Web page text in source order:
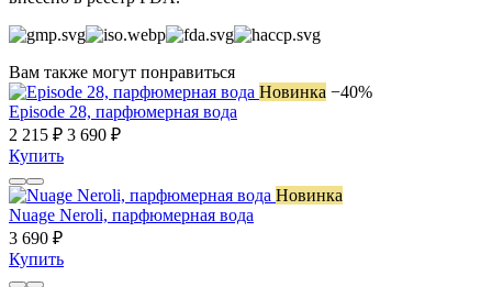
Вам также могут понравиться
Новинка −40%
Episode 28, парфюмерная вода
2 215 ₽ 3 690 ₽
Купить
Новинка
Nuage Neroli, парфюмерная вода
3 690 ₽
Купить